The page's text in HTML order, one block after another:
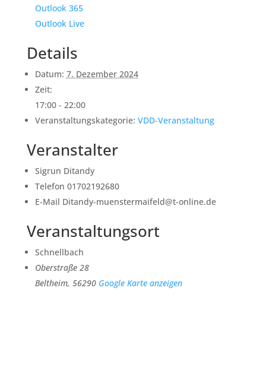
Outlook 365
Outlook Live
Details
Datum: 7. Dezember 2024
Zeit:
17:00 - 22:00
Veranstaltungskategorie: VDD-Veranstaltung
Veranstalter
Sigrun Ditandy
Telefon 01702192680
E-Mail Ditandy-muenstermaifeld@t-online.de
Veranstaltungsort
Schnellbach
Oberstraße 28
Beltheim, 56290 Google Karte anzeigen